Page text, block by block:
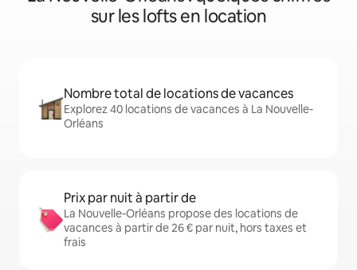
sur les lofts en location
Nombre total de locations de vacances
Explorez 40 locations de vacances à La Nouvelle-
Orléans
Prix par nuit à partir de
La Nouvelle-Orléans propose des locations de
vacances à partir de 26 € par nuit, hors taxes et
frais